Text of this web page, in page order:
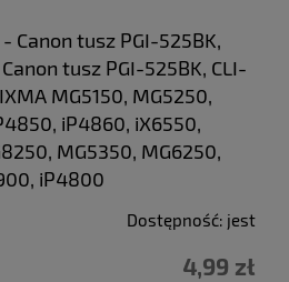
Canon tusz PGI-525BK,
tusz PGI-525BK, CLI-
MG5150, MG5250,
iP4860, iX6550,
MG5350, MG6250,
iP4800
Dostępność: jest
4,99 zł